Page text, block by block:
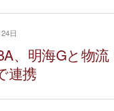
日
、明海Gと物流
連携